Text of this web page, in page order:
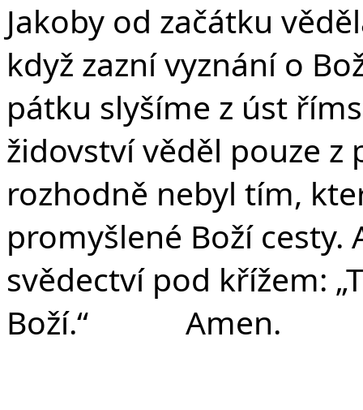
Jakoby od začátku
když zazní vyznání o
pátku slyšíme z úst
židovství věděl pouze
rozhodně nebyl tím,
promyšlené Boží
svědectví pod křížem:
Boží.“ Amen.